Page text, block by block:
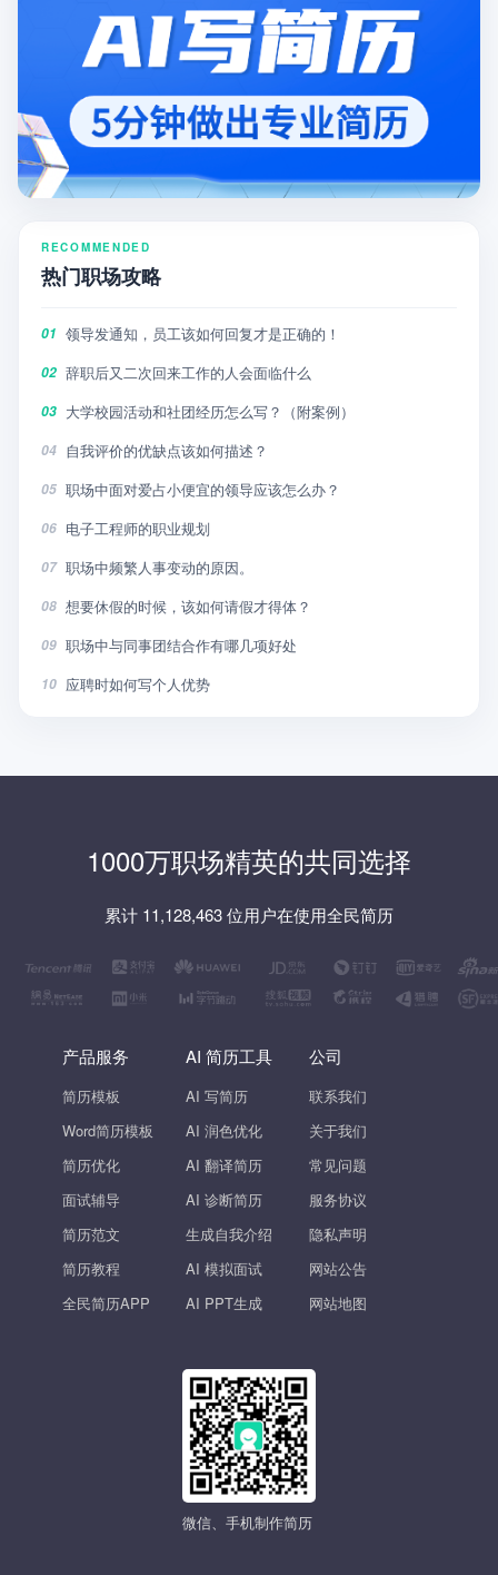
RECOMMENDED
热门职场攻略
01 领导发通知，员工该如何回复才是正确的！
02 辞职后又二次回来工作的人会面临什么
03 大学校园活动和社团经历怎么写？（附案例）
04 自我评价的优缺点该如何描述？
05 职场中面对爱占小便宜的领导应该怎么办？
06 电子工程师的职业规划
07 职场中频繁人事变动的原因。
08 想要休假的时候，该如何请假才得体？
09 职场中与同事团结合作有哪几项好处
10 应聘时如何写个人优势
1000万职场精英的共同选择
累计 11,128,463 位用户在使用全民简历
产品服务
简历模板
Word简历模板
简历优化
面试辅导
简历范文
简历教程
全民简历APP
AI 简历工具
AI 写简历
AI 润色优化
AI 翻译简历
AI 诊断简历
生成自我介绍
AI 模拟面试
AI PPT生成
公司
联系我们
关于我们
常见问题
服务协议
隐私声明
网站公告
网站地图
微信、手机制作简历